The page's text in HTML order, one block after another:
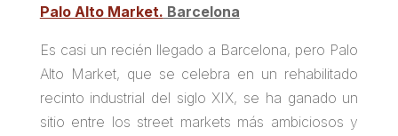
Palo Alto Market. Barcelona
Es casi un recién llegado a Barcelona, pero Palo
Alto Market, que se celebra en un rehabilitado
recinto industrial del siglo XIX, se ha ganado un
sitio entre los street markets más ambiciosos y